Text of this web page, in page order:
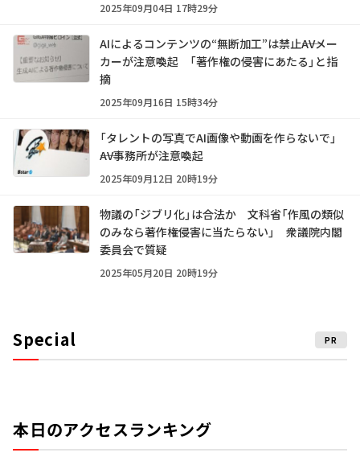
2025年09月04日 17時29分
AIによるコンテンツの“無断加工”は禁止――AVメー
カーが注意喚起 「著作権の侵害にあたる」と指
摘
2025年09月16日 15時34分
「タレントの写真でAI画像や動画を作らないで」
――AV事務所が注意喚起
2025年09月12日 20時19分
物議の「ジブリ化」は合法か 文科省「作風の類似
のみなら著作権侵害に当たらない」 衆議院内閣
委員会で質疑
2025年05月20日 20時19分
Special PR
本日のアクセスランキング